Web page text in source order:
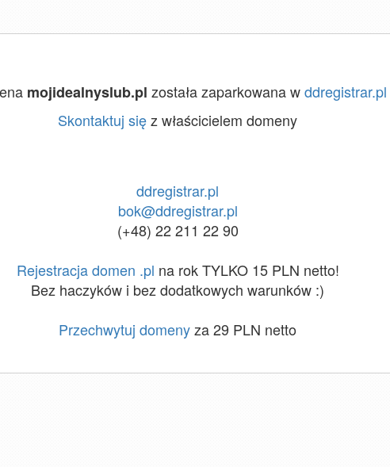
mojidealnyslub.pl została zaparkowana wddregistrar.pl
Skontaktuj sięz właścicielem domeny
ddregistrar.pl
bok@ddregistrar.pl
(+48) 22 211 22 90
Rejestracja domen .pl na rok TYLKO 15 PLN netto!
Bez haczyków i bez dodatkowych warunków :)
Przechwytuj domenyza 29 PLN netto